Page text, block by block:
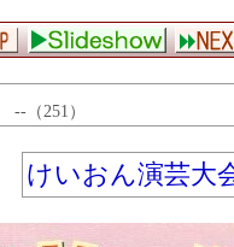
--（251）
けいおん演芸